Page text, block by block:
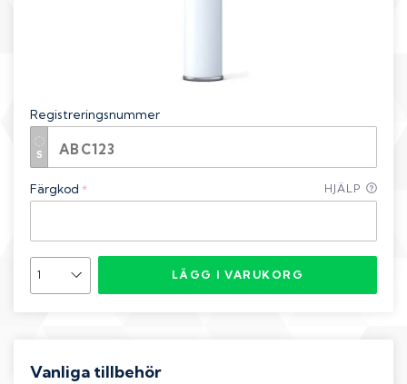
Registreringsnummer
Färgkod * HJÄLP
LÄGG I VARUKORG
Vanliga tillbehör